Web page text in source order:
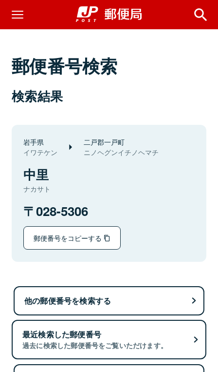
郵便番号検索
検索結果
岩手県
イワテケン
二戸郡一戸町
ニノヘグンイチノヘマチ
中里
ナカサト
028-5306
郵便番号をコピーする
他の郵便番号を検索する
最近検索した郵便番号
過去に検索した郵便番号をご覧いただけます。